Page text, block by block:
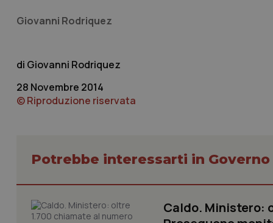
Giovanni Rodriquez
Giovanni Rodriquez
28 Novembre 2014
© Riproduzione riservata
Potrebbe interessarti in
Caldo. Ministero:
tracking-enable